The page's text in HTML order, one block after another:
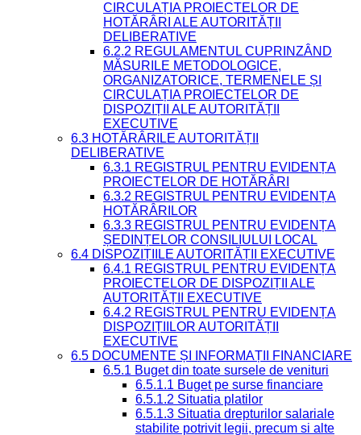
CIRCULAȚIA PROIECTELOR DE
HOTĂRÂRI ALE AUTORITĂȚII
DELIBERATIVE
6.2.2 REGULAMENTUL CUPRINZÂND
MĂSURILE METODOLOGICE,
ORGANIZATORICE, TERMENELE ȘI
CIRCULAȚIA PROIECTELOR DE
DISPOZIȚII ALE AUTORITĂȚII
EXECUTIVE
6.3 HOTĂRÂRILE AUTORITĂȚII
DELIBERATIVE
6.3.1 REGISTRUL PENTRU EVIDENȚA
PROIECTELOR DE HOTĂRÂRI
6.3.2 REGISTRUL PENTRU EVIDENȚA
HOTĂRÂRILOR
6.3.3 REGISTRUL PENTRU EVIDENȚA
ȘEDINȚELOR CONSILIULUI LOCAL
6.4 DISPOZIȚIILE AUTORITĂȚII EXECUTIVE
6.4.1 REGISTRUL PENTRU EVIDENȚA
PROIECTELOR DE DISPOZIȚII ALE
AUTORITĂȚII EXECUTIVE
6.4.2 REGISTRUL PENTRU EVIDENȚA
DISPOZIȚIILOR AUTORITĂȚII
EXECUTIVE
6.5 DOCUMENTE ȘI INFORMAȚII FINANCIARE
6.5.1 Buget din toate sursele de venituri
6.5.1.1 Buget pe surse financiare
6.5.1.2 Situatia platilor
6.5.1.3 Situatia drepturilor salariale
stabilite potrivit legii, precum si alte